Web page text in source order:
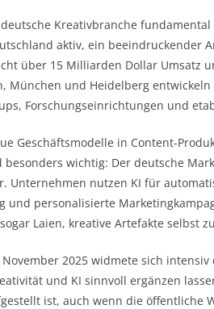
Kreativbranche
aktiv, ein beeindruckender
über 15 Milliarden Dollar Umsatz
München und Heidelberg
Forschungseinrichtungen und
Geschäftsmodelle in Content-
wichtig: Der deutsche
Unternehmen nutzen KI für
personalisierte
Laien, kreative Artefakte selbst
2025 widmete sich intensiv
und KI sinnvoll ergänzen
ist, auch wenn die öffentliche